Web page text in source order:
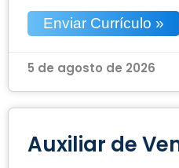
Enviar Currículo »
5 de agosto de 2026
Auxiliar de